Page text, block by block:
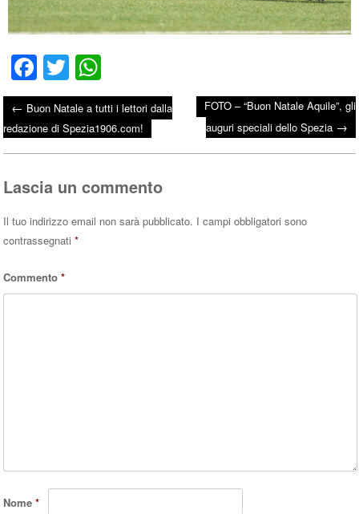
Fa
ce
bo
ok
T
wi
tte
r
ha
ts
A
Post navigation
← Buon Natale a tutti i lettori dalla
redazione di Spezia1906.com!
FOTO – “Buon Natale Aquile”, gli
auguri speciali dello Spezia →
Lascia un commento
Il tuo indirizzo email non sarà pubblicato. I campi obbligatori sono
contrassegnati*
Commento*
Nome*